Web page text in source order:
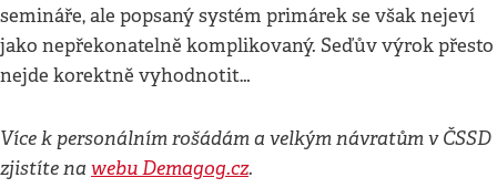
semináře, ale popsaný systém primárek se však nejeví
jako nepřekonatelně komplikovaný. Seďův výrok přesto
nejde korektně vyhodnotit…
Více k personálním rošádám a velkým návratům v ČSSD
zjistíte na webu Demagog.cz.